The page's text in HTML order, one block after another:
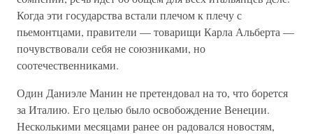
Когда эти государства встали плечом к плечу с
пьемонтцами, правители — товарищи Карла Альберта —
почувствовали себя не союзниками, но
соотечественниками.
Один Даниэле Манин не претендовал на то, что борется
за Италию. Его целью было освобождение Венеции.
Несколькими месяцами ранее он радовался новостям,